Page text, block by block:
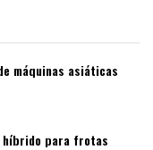
máquinas asiáticas
híbrido para frotas